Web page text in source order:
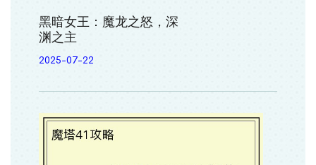
黑暗女王：魔龙之怒，深
渊之主
2025-07-22